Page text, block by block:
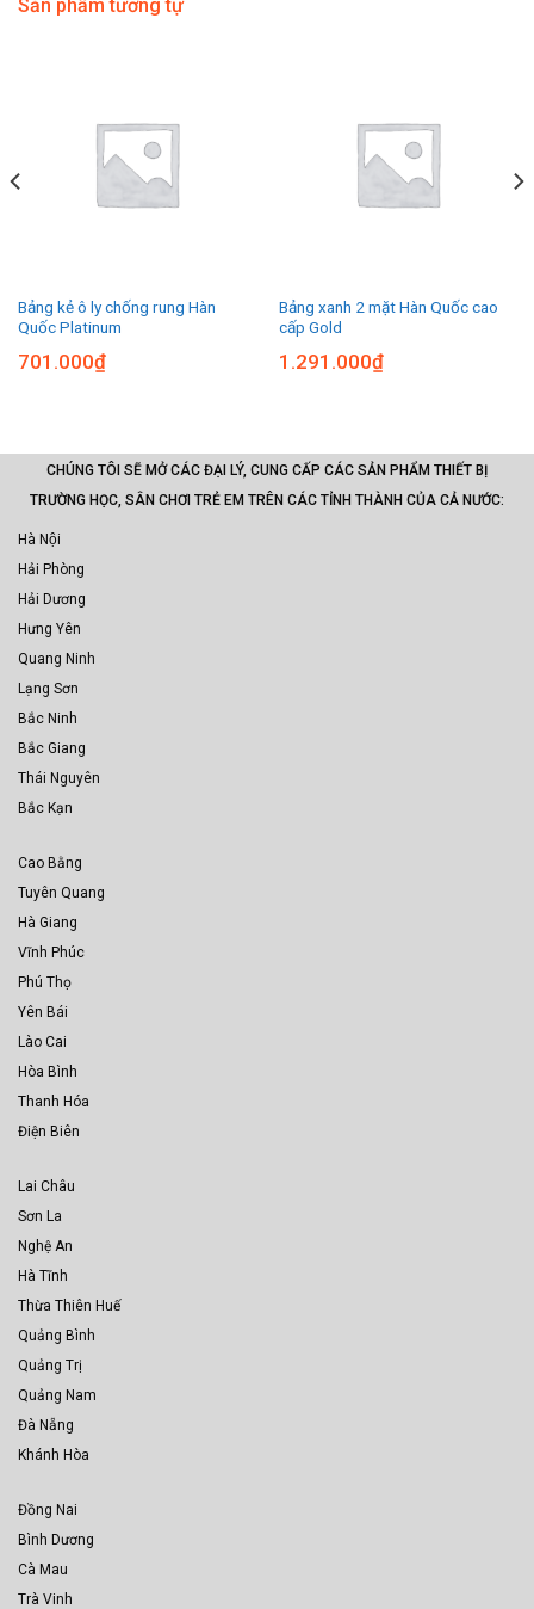
Sản phẩm tương tự
Bảng kẻ ô ly chống rung Hàn
Quốc Platinum
701.000₫
Bảng xanh 2 mặt Hàn Quốc cao
cấp Gold
1.291.000₫
CHÚNG TÔI SẼ MỞ CÁC ĐẠI LÝ, CUNG CẤP CÁC SẢN PHẨM THIẾT BỊ
TRƯỜNG HỌC, SÂN CHƠI TRẺ EM TRÊN CÁC TỈNH THÀNH CỦA CẢ NƯỚC:
Hà Nội
Hải Phòng
Hải Dương
Hưng Yên
Quang Ninh
Lạng Sơn
Bắc Ninh
Bắc Giang
Thái Nguyên
Bắc Kạn
Cao Bằng
Tuyên Quang
Hà Giang
Vĩnh Phúc
Phú Thọ
Yên Bái
Lào Cai
Hòa Bình
Thanh Hóa
Điện Biên
Lai Châu
Sơn La
Nghệ An
Hà Tĩnh
Thừa Thiên Huế
Quảng Bình
Quảng Trị
Quảng Nam
Đà Nẵng
Khánh Hòa
Đồng Nai
Bình Dương
Cà Mau
Trà Vinh